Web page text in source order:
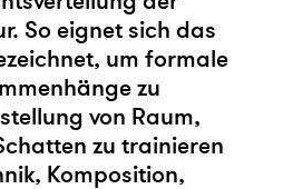
So eignet sich das
um formale
zu
von Raum,
zu trainieren
Komposition,